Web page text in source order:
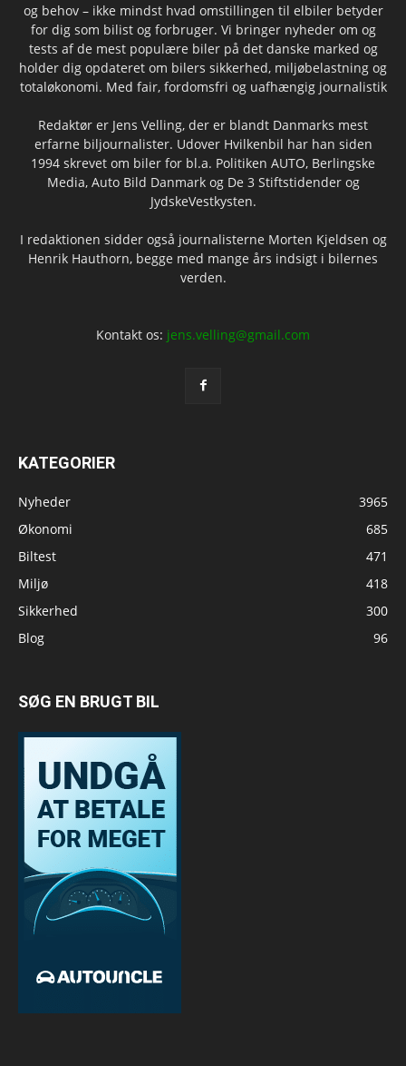
og behov – ikke mindst hvad omstillingen til elbiler betyder
for dig som bilist og forbruger. Vi bringer nyheder om og
tests af de mest populære biler på det danske marked og
holder dig opdateret om bilers sikkerhed, miljøbelastning og
totaløkonomi. Med fair, fordomsfri og uafhængig journalistik
Redaktør er Jens Velling, der er blandt Danmarks mest
erfarne biljournalister. Udover Hvilkenbil har han siden
1994 skrevet om biler for bl.a. Politiken AUTO, Berlingske
Media, Auto Bild Danmark og De 3 Stiftstidender og
JydskeVestkysten.
I redaktionen sidder også journalisterne Morten Kjeldsen og
Henrik Hauthorn, begge med mange års indsigt i bilernes
verden.
Kontakt os: jens.velling@gmail.com
KATEGORIER
Nyheder
3965
Økonomi
685
Biltest
471
Miljø
418
Sikkerhed
300
Blog
96
SØG EN BRUGT BIL